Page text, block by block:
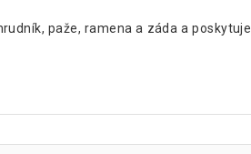
paže, ramena a záda a poskytuje